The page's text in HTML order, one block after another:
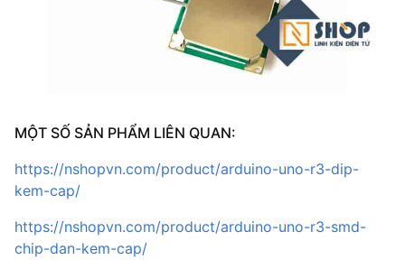
MỘT SỐ SẢN PHẨM LIÊN QUAN:
https://nshopvn.com/product/arduino-uno-r3-dip-
kem-cap/
https://nshopvn.com/product/arduino-uno-r3-smd-
chip-dan-kem-cap/